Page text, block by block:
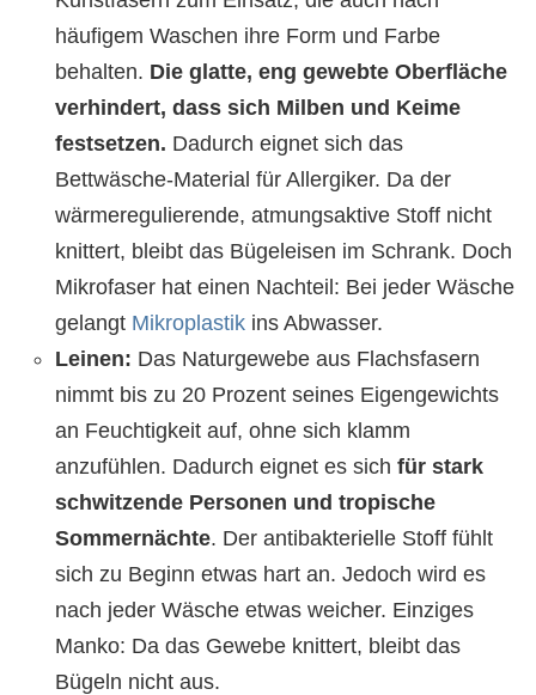
häufigem Waschen ihre Form und Farbe
behalten. Die glatte, eng gewebte Oberfläche
verhindert, dass sich Milben und Keime
festsetzen. Dadurch eignet sich das
Bettwäsche-Material für Allergiker. Da der
wärmeregulierende, atmungsaktive Stoff nicht
knittert, bleibt das Bügeleisen im Schrank. Doch
Mikrofaser hat einen Nachteil: Bei jeder Wäsche
gelangt Mikroplastik ins Abwasser.
Leinen: Das Naturgewebe aus Flachsfasern
nimmt bis zu 20 Prozent seines Eigengewichts
an Feuchtigkeit auf, ohne sich klamm
anzufühlen. Dadurch eignet es sich für stark
schwitzende Personen und tropische
Sommernächte. Der antibakterielle Stoff fühlt
sich zu Beginn etwas hart an. Jedoch wird es
nach jeder Wäsche etwas weicher. Einziges
Manko: Da das Gewebe knittert, bleibt das
Bügeln nicht aus.